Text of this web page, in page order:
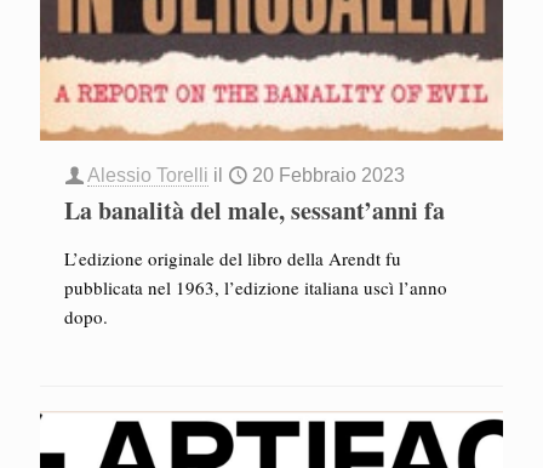
Alessio Torelli il 20 Febbraio 2023
La banalità del male, sessant’anni fa
L’edizione originale del libro della Arendt fu
pubblicata nel 1963, l’edizione italiana uscì l’anno
dopo.